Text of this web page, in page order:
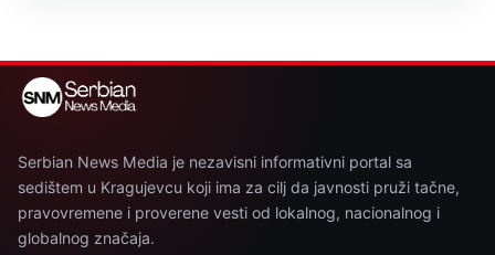
Serbian News Media je nezavisni informativni portal sa
sedištem u Kragujevcu koji ima za cilj da javnosti pruži tačne,
pravovremene i proverene vesti od lokalnog, nacionalnog i
globalnog značaja.